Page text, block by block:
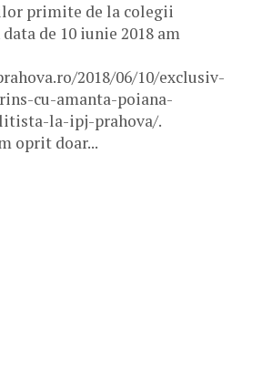
primite de la colegii
de 10 iunie 2018 am
2018/06/10/exclusiv-
cu-amanta-poiana-
la-ipj-prahova/.
oprit doar...